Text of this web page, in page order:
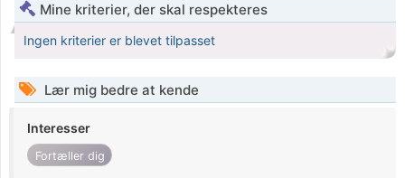
Mine kriterier, der skal respekteres
Ingen kriterier er blevet tilpasset
Lær mig bedre at kende
Interesser
Fortæller dig